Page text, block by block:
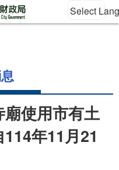
Select
使用市有土
年11月21